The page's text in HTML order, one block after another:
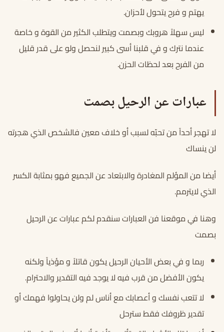
يهتم و فرح يتحول لأحزان.
ليس سهلاً هروبك وبصمت ويتطلب الكثير من القوة و خاصة
عندما نترك و في قلبنا أسى كبير لنحصل ولو على قدر قليل
من الفرح بعد لحظات الحزن.
عبارات عن الرحيل بصمت
لا تهجر أحداً من تحبّه لسبب أو خلاف معين فالشخص الذي هجرته
لن ينساك
أيضا من المؤلم المغادرة والابتعاد عن الجميع فهو بمثابة الكسر
الذي لايترمم.
وهنا في موقعنا فن العبارات سنقدم لكم عبارات عن الرحيل
بصمت
ربما و في بعض الأحيان الرحيل يكون قاتلاً و مؤذياً ولكنه
يكون الأفضل من قرب فيه لا يوجد فيه التقدير والاحترام.
لا تتعب نفسك و أعصابك مع أناس لم ولن يحاولوا فهمك أو
تقدير ظروفك فقط سترحل